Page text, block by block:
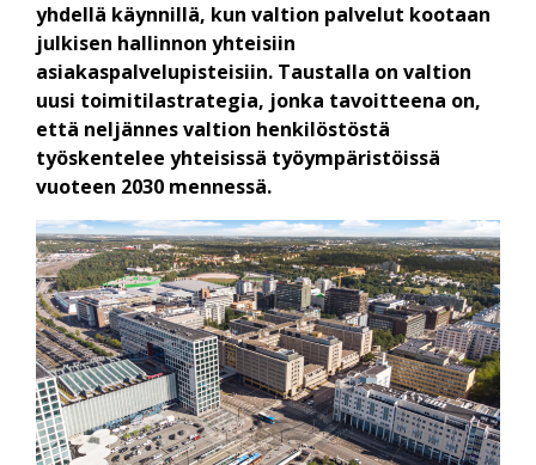
yhdellä käynnillä, kun valtion palvelut kootaan
julkisen hallinnon yhteisiin
asiakaspalvelupisteisiin. Taustalla on valtion
uusi toimitilastrategia, jonka tavoitteena on,
että neljännes valtion henkilöstöstä
työskentelee yhteisissä työympäristöissä
vuoteen 2030 mennessä.